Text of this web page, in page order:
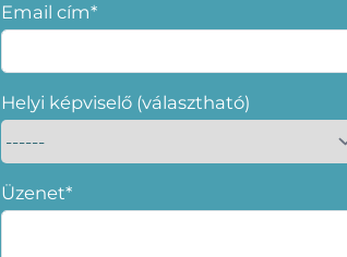
Email cím*
Helyi képviselő (választható)
Üzenet*